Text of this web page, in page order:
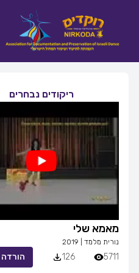
ריקודים נבחרים
מאמא שלי
נורית מלמד 2019
5711
126 הורדה